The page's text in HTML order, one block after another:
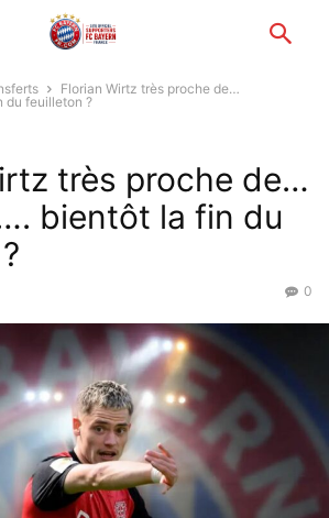
Florian Wirtz très proche de…
du feuilleton ?
très proche de…
bientôt la fin du
0